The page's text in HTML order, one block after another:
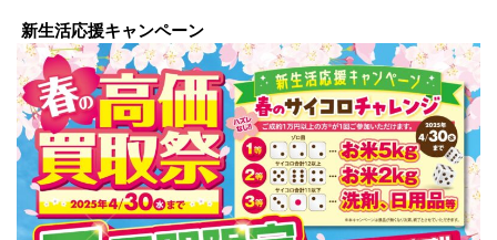
新生活応援キャンペーン